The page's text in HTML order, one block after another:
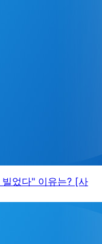
었다" 이유는? [사